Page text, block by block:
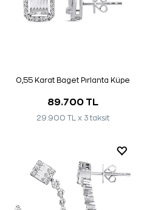
0,55 Karat Baget Pırlanta Küpe
89.700 TL
29.900 TL x 3 taksit